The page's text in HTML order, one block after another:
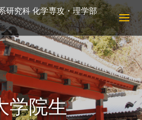
研究科 化学専攻・理学部
学院生